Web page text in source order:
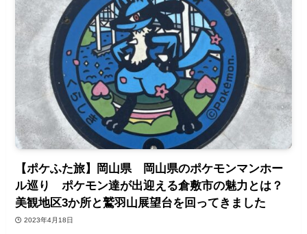
【ポケふた旅】岡山県 岡山県のポケモンマンホー
ル巡り ポケモン達が出迎える倉敷市の魅力とは？
美観地区3か所と鷲羽山展望台を回ってきました
2023年4月18日